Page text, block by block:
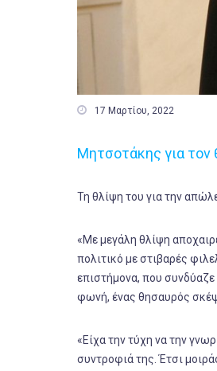
 17 Μαρτίου, 2022
Μητσοτάκης για τον
Τη θλίψη του για την
«Με μεγάλη θλίψη
πολιτικό με στιβαρές
επιστήμονα, που
φωνή, ένας θησαυρός
«Είχα την τύχη να την
συντροφιά της. Έτσι